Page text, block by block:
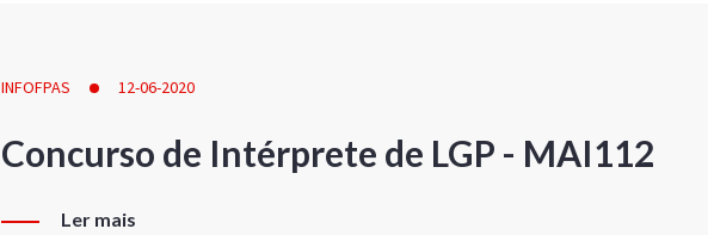
INFOFPAS 12-06-2020
Concurso de Intérprete de LGP - MAI112
Ler mais